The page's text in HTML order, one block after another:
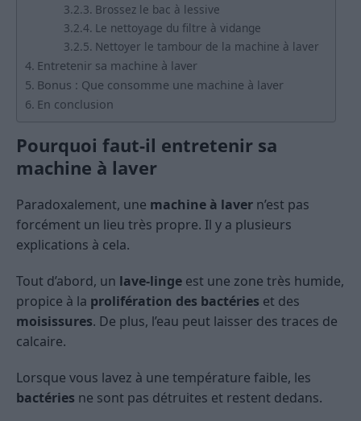
Brossez le bac à lessive
Le nettoyage du filtre à vidange
Nettoyer le tambour de la machine à laver
Entretenir sa machine à laver
Bonus : Que consomme une machine à laver
En conclusion
Pourquoi faut-il entretenir sa
machine à laver
Paradoxalement, une machine à laver n’est pas
forcément un lieu très propre. Il y a plusieurs
explications à cela.
Tout d’abord, un lave-linge est une zone très humide,
propice à la prolifération des bactéries et des
moisissures. De plus, l’eau peut laisser des traces de
calcaire.
Lorsque vous lavez à une température faible, les
bactéries ne sont pas détruites et restent dedans.